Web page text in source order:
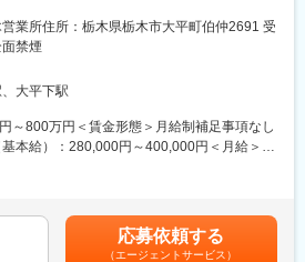
すゞ自動車株式会社」の100％出資子会社
が強みで、グループが保有管理する社屋や
しているオフィスビル等の各種不動産物件
及びグループ各社の工場・営業所・福利厚
修工事における電気工事の施工管理をお任せ
品質管理、安全管理、原価管理といった施工
だきます。
業所住所：栃木県栃木市大平町伯仲2691 受
禁煙
大平下駅
～800万円＜賃金形態＞月給制補足事項なし
本給）：280,000円～400,000円＜月給＞
る可能性があります。月給(月額)は固定手当を
応募依頼する
（エージェントサービス）